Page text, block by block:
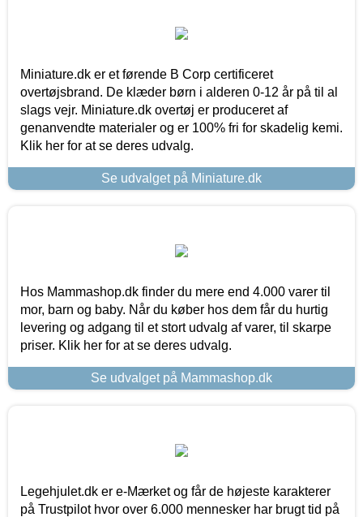
Miniature.dk er et førende B Corp certificeret
overtøjsbrand. De klæder børn i alderen 0-12 år på til al
slags vejr. Miniature.dk overtøj er produceret af
genanvendte materialer og er 100% fri for skadelig kemi.
Klik her for at se deres udvalg.
Se udvalget på Miniature.dk
Hos Mammashop.dk finder du mere end 4.000 varer til
mor, barn og baby. Når du køber hos dem får du hurtig
levering og adgang til et stort udvalg af varer, til skarpe
priser. Klik her for at se deres udvalg.
Se udvalget på Mammashop.dk
Legehjulet.dk er e-Mærket og får de højeste karakterer
på Trustpilot hvor over 6.000 mennesker har brugt tid på